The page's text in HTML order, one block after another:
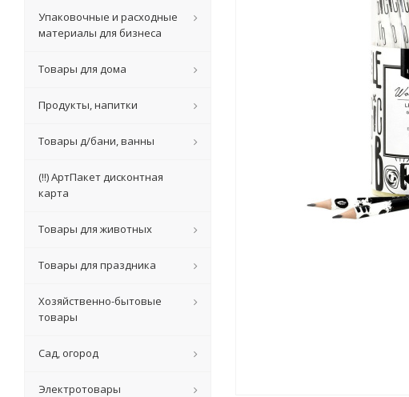
Упаковочные и расходные
материалы для бизнеса
Товары для дома
Продукты, напитки
Товары д/бани, ванны
(!!) АртПакет дисконтная
карта
Товары для животных
Товары для праздника
Хозяйственно-бытовые
товары
Сад, огород
Электротовары